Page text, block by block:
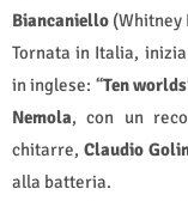
Biancaniello (Whitney
Tornata in Italia,
in inglese: “Ten
Nemola, con un
chitarre, Claudio
alla batteria.